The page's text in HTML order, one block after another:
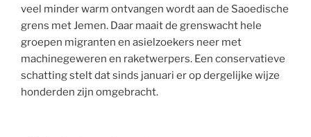
veel minder warm ontvangen wordt aan de Saoedische
grens met Jemen. Daar maait de grenswacht hele
groepen migranten en asielzoekers neer met
machinegeweren en raketwerpers. Een conservatieve
schatting stelt dat sinds januari er op dergelijke wijze
honderden zijn omgebracht.